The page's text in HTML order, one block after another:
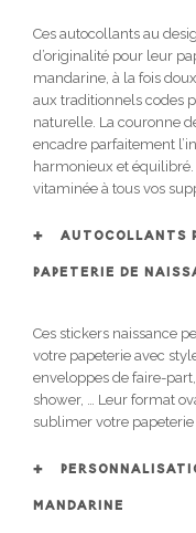
Ces autocollants au
d’originalité pour leur
mandarine, à la fois
aux traditionnels codes
naturelle. La couronne
encadre parfaitement
harmonieux et
vitaminée à tous vos
AUTOCOLLANTS
PAPETERIE DE
Ces stickers naissance
votre papeterie avec
enveloppes de faire-
shower, … Leur format
sublimer votre papeterie
MANDARINE